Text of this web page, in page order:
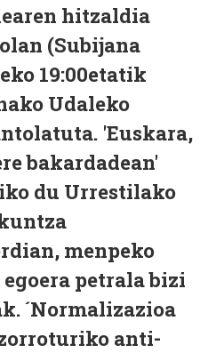
hitzaldia
(Subijana
19:00etatik
Udaleko
'Euskara,
bakardadean'
du Urrestilako
menpeko
petrala bizi
´Normalizazioa
anti-